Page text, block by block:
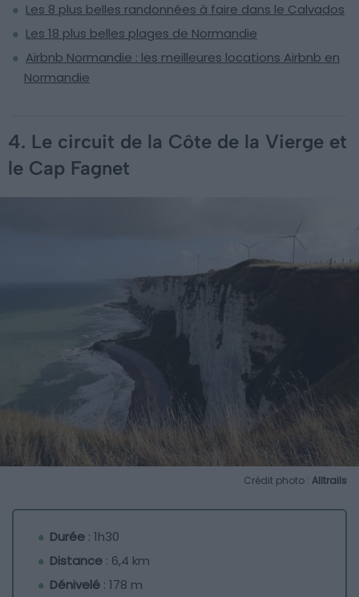
Les 8 plus belles randonnées à faire dans le Calvados
Les 18 plus belles plages de Normandie
Airbnb Normandie : les meilleures locations Airbnb en
Normandie
4. Le circuit de la Côte de la Vierge et
le Cap Fagnet
Crédit photo : Alltrails
Durée : 1h30
Distance : 6,4 km
Dénivelé : 178 m